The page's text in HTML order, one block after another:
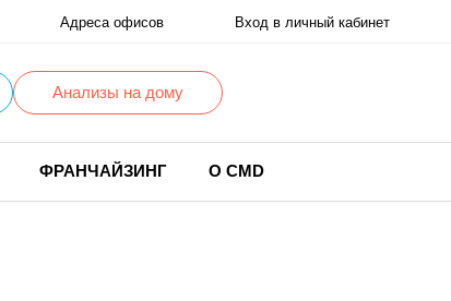
Адреса офисов Вход в личный кабинет
Анализы на дому
ФРАНЧАЙЗИНГ О CMD